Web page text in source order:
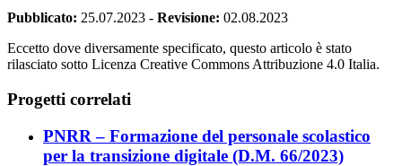
Pubblicato: 25.07.2023 - Revisione: 02.08.2023
Eccetto dove diversamente specificato, questo articolo è stato
rilasciato sotto Licenza Creative Commons Attribuzione 4.0 Italia.
Progetti correlati
PNRR – Formazione del personale scolastico
per la transizione digitale (D.M. 66/2023)